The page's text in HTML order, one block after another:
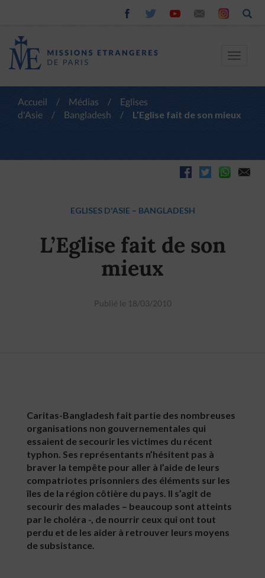
Toggle
Accueil / Médias /
Eglises
d'Asie
/ Bangladesh / L’Eglise fait de son mieux
EGLISES D'ASIE – BANGLADESH
L’Eglise fait de son
mieux
Publié le 18/03/2010
Caritas-Bangladesh fait partie des nombreuses
organisations non gouvernementales qui
essaient de secourir les victimes du récent
typhon. Ses représentants n’hésitent pas à
braver la tempête pour aller à l’aide de leurs
compatriotes prisonniers des éléments sur les
îles de la région côtière du pays. Il s’agit de
secourir des malades – beaucoup sont atteints
par le choléra -, de nourrir ceux qui ont tout
perdu et de les aider à retrouver leurs moyens
de subsistance.